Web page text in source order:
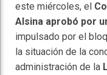
este miércoles, el
Alsina aprobó por
impulsado por el
la situación de la
administración de la